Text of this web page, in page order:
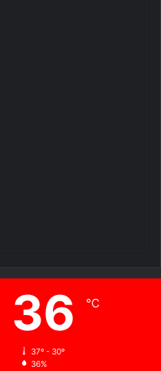
36 ℃
37º - 30º
36%